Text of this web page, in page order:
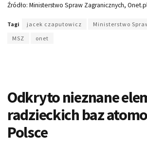
Źródło: Ministerstwo Spraw Zagranicznych,
Tagi jacek czaputowicz
Ministerstwo
MSZ
onet
Odkryto nieznane
radzieckich baz
Polsce